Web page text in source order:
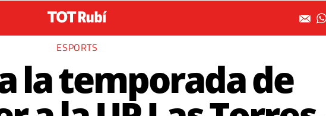
ESPORTS
la temporada de